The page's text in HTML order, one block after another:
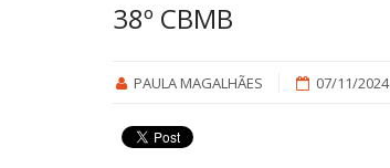
38º CBMB
PAULA MAGALHÃES 07/11/2024